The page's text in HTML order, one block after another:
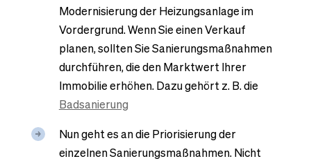
Modernisierung der Heizungsanlage im
Vordergrund. Wenn Sie einen Verkauf
planen, sollten Sie Sanierungsmaßnahmen
durchführen, die den Marktwert Ihrer
Immobilie erhöhen. Dazu gehört z. B. die
Badsanierung
Nun geht es an die Priorisierung der
einzelnen Sanierungsmaßnahmen. Nicht